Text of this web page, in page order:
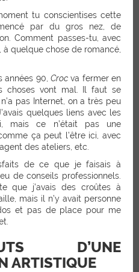
tu conscientises cette
par du gros nez, de
Comment passes-tu, avec
, à quelque chose de romancé,
90, Crocva fermer en
choses vont mal. Il faut se
pas Internet, on a très peu
quelques liens avec les
mais ce n’était pas une
ça peut l’être ici, avec
des ateliers, etc.
de ce que je faisais à
de conseils professionnels.
que j’avais des croûtes à
mais il n’y avait personne
et pas de place pour me
D’UNE
ARTISTIQUE